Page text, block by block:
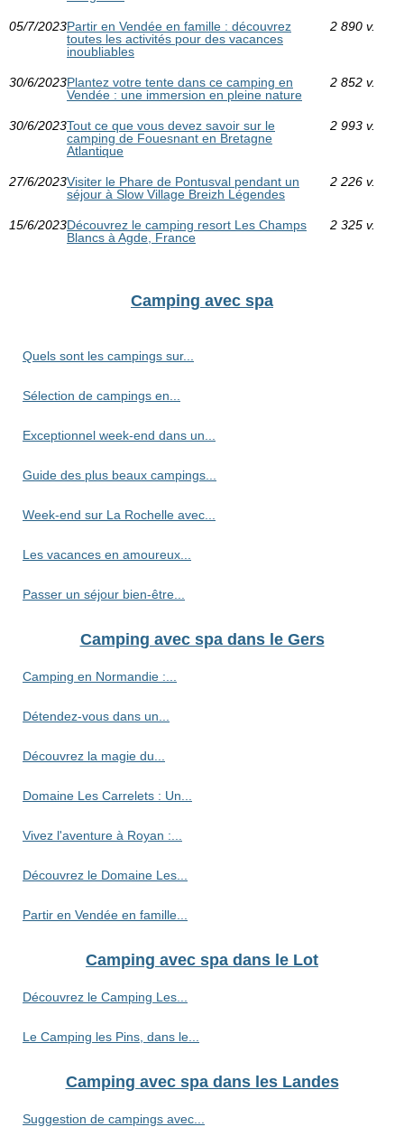
05/7/2023Partir en Vendée en famille : découvrez
toutes les activités pour des vacances
inoubliables
2 890 v.
30/6/2023Plantez votre tente dans ce camping en
Vendée : une immersion en pleine nature
2 852 v.
30/6/2023Tout ce que vous devez savoir sur le
camping de Fouesnant en Bretagne
Atlantique
2 993 v.
27/6/2023Visiter le Phare de Pontusval pendant un
séjour à Slow Village Breizh Légendes
2 226 v.
15/6/2023Découvrez le camping resort Les Champs
Blancs à Agde, France
2 325 v.
Camping avec spa
Quels sont les campings sur...
Sélection de campings en...
Exceptionnel week-end dans un...
Guide des plus beaux campings...
Week-end sur La Rochelle avec...
Les vacances en amoureux...
Passer un séjour bien-être...
Camping avec spa dans le Gers
Camping en Normandie :...
Détendez-vous dans un...
Découvrez la magie du...
Domaine Les Carrelets : Un...
Vivez l'aventure à Royan :...
Découvrez le Domaine Les...
Partir en Vendée en famille...
Camping avec spa dans le Lot
Découvrez le Camping Les...
Le Camping les Pins, dans le...
Camping avec spa dans les Landes
Suggestion de campings avec...